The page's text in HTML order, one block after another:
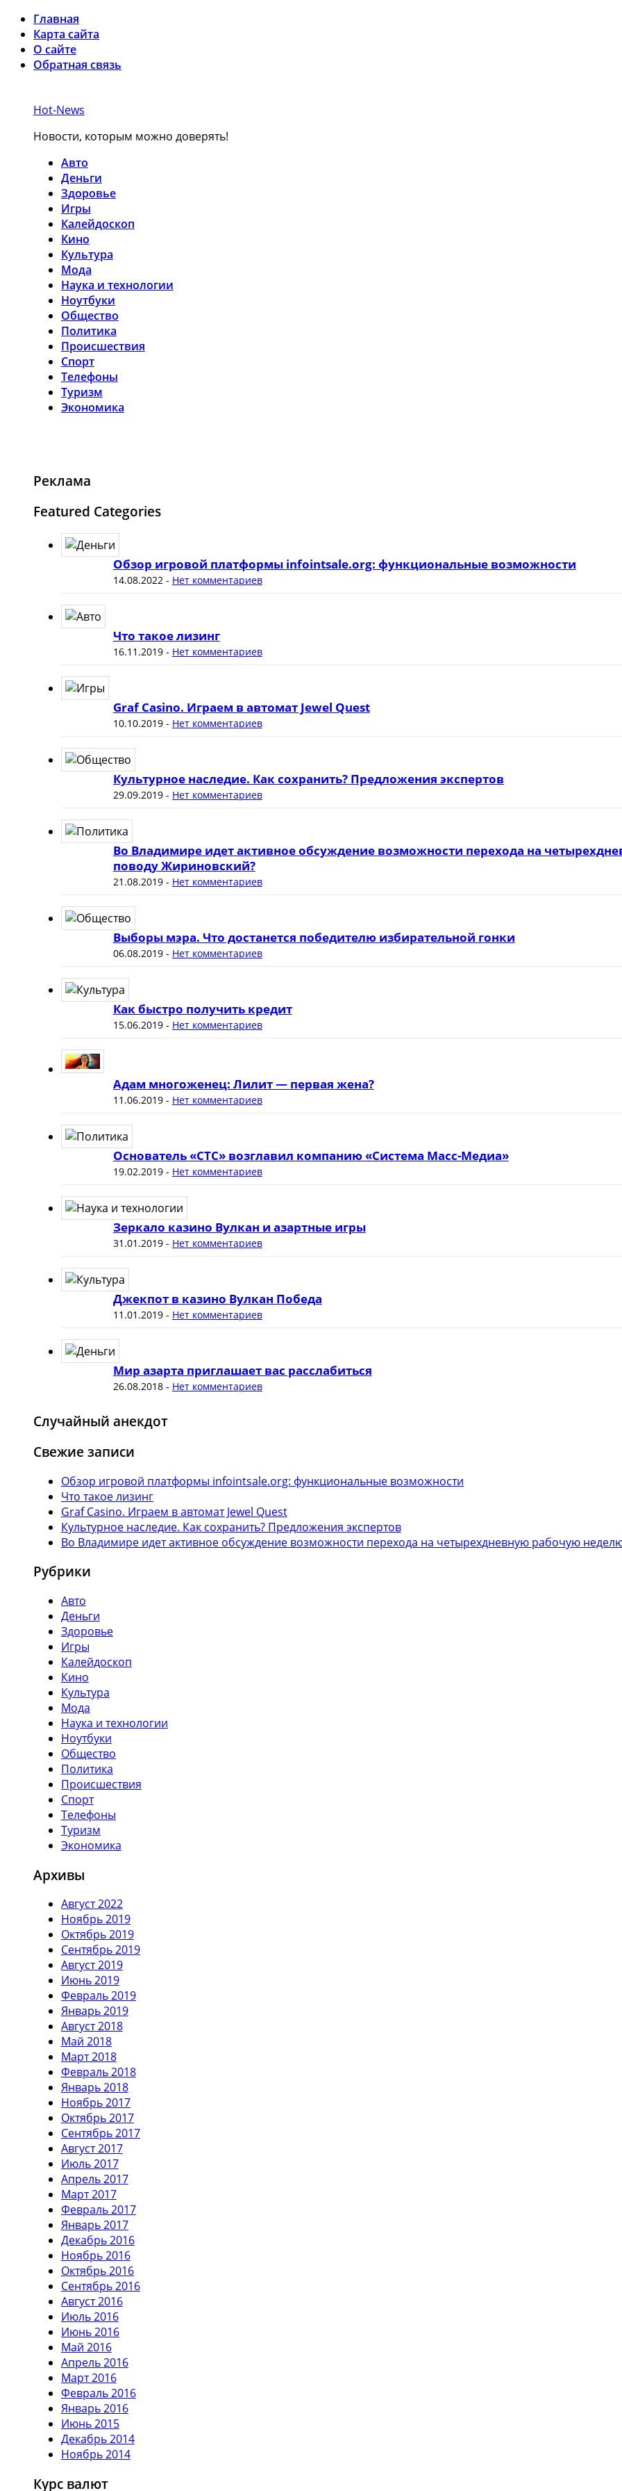
Главная
Карта сайта
О сайте
Обратная связь
Hot-News
Новости, которым можно доверять!
Авто
Деньги
Здоровье
Игры
Калейдоскоп
Кино
Культура
Мода
Наука и технологии
Ноутбуки
Общество
Политика
Происшествия
Спорт
Телефоны
Туризм
Экономика
Реклама
Featured Categories
Обзор игровой платформы infointsale.org: функциональные возможности
14.08.2022 - Нет комментариев
Что такое лизинг
16.11.2019- Нет комментариев
Graf Casino. Играем в автомат Jewel Quest
10.10.2019- Нет комментариев
Культурное наследие. Как сохранить? Предложения экспертов
29.09.2019- Нет комментариев
Во Владимире идет активное обсуждение возможности перехода на
поводу Жириновский?
21.08.2019- Нет комментариев
Выборы мэра. Что достанется победителю избирательной гонки
06.08.2019- Нет комментариев
Как быстро получить кредит
15.06.2019- Нет комментариев
Адам многоженец: Лилит — первая жена?
11.06.2019- Нет комментариев
Основатель «СТС» возглавил компанию «Система Масс-Медиа»
19.02.2019- Нет комментариев
Зеркало казино Вулкан и азартные игры
31.01.2019- Нет комментариев
Джекпот в казино Вулкан Победа
11.01.2019- Нет комментариев
Мир азарта приглашает вас расслабиться
26.08.2018- Нет комментариев
Случайный анекдот
Свежие записи
Обзор игровой платформы infointsale.org: функциональные возможности
Что такое лизинг
Graf Casino. Играем в автомат Jewel Quest
Культурное наследие. Как сохранить? Предложения экспертов
Во Владимире идет активное обсуждение возможности перехода на четырехдневную рабочую
Рубрики
Авто
Деньги
Здоровье
Игры
Калейдоскоп
Кино
Культура
Мода
Наука и технологии
Ноутбуки
Общество
Политика
Происшествия
Спорт
Телефоны
Туризм
Экономика
Архивы
Август 2022
Ноябрь 2019
Октябрь 2019
Сентябрь 2019
Август 2019
Июнь 2019
Февраль 2019
Январь 2019
Август 2018
Май 2018
Март 2018
Февраль 2018
Январь 2018
Ноябрь 2017
Октябрь 2017
Сентябрь 2017
Август 2017
Июль 2017
Апрель 2017
Март 2017
Февраль 2017
Январь 2017
Декабрь 2016
Ноябрь 2016
Октябрь 2016
Сентябрь 2016
Август 2016
Июль 2016
Июнь 2016
Май 2016
Апрель 2016
Март 2016
Февраль 2016
Январь 2016
Июнь 2015
Декабрь 2014
Ноябрь 2014
Курс валют